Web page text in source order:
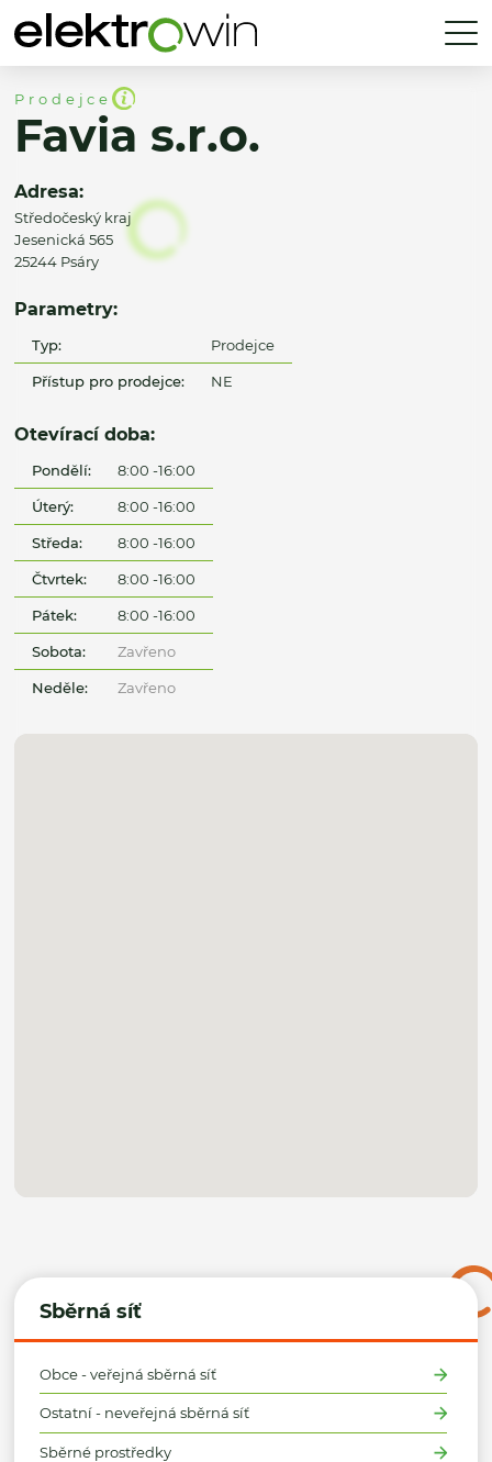
Sběrná síť
Obce - veřejná sběrná síť
Ostatní - neveřejná sběrná síť
Sběrné prostředky
Prodejce
Favia s.r.o.
Adresa:
Středočeský kraj
Jesenická 565
25244 Psáry
Parametry:
Typ: Prodejce
Přístup pro prodejce: NE
Otevírací doba:
Pondělí: 8:00 -16:00
Úterý: 8:00 -16:00
Středa: 8:00 -16:00
Čtvrtek: 8:00 -16:00
Pátek: 8:00 -16:00
Sobota: Zavřeno
Neděle: Zavřeno